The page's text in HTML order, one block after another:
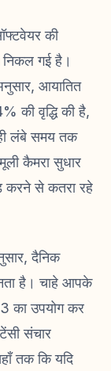
की
निकल गई है।
आयातित
की वृद्धि की है,
लंबे समय तक
कैमरा सुधार
करने से कतरा रहे
दैनिक
है। चाहे आपके
का उपयोग कर
संचार
तक कि यदि